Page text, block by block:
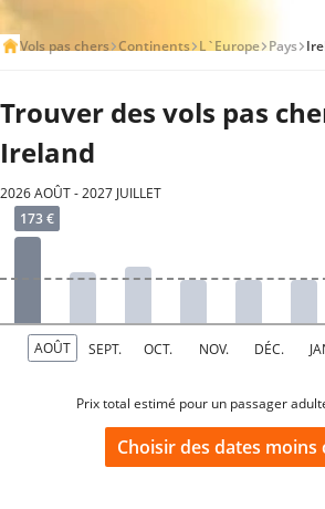
Vols pas chers Continents L`Europe Pays
Trouver des vols pas
Ireland
2026 AOÛT - 2027 JUILLET
Prix total estimé pour un passager
Choisir des dates moins